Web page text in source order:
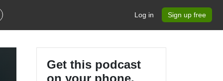
Log in Sign up free
Get this podcast
on your phone,